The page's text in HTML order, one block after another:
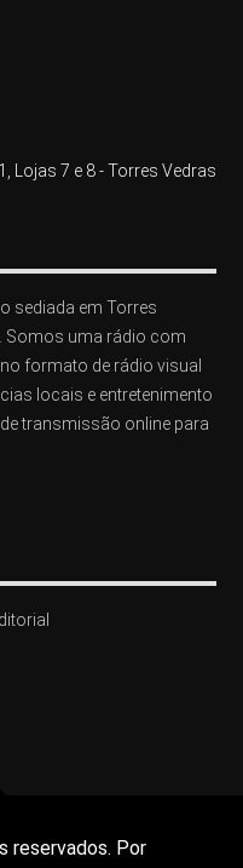
Lojas 7 e 8 - Torres Vedras
sediada em Torres
Somos uma rádio com
formato de rádio visual
locais e entretenimento
transmissão online para
reservados. Por